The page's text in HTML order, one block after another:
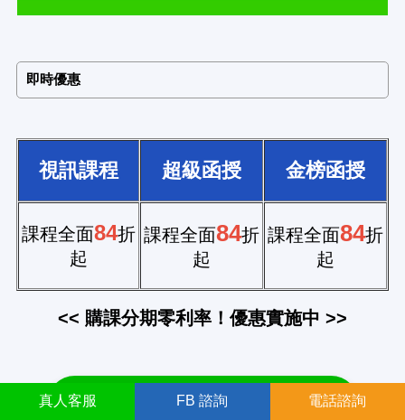
真人 客服 FB 諮詢 電話諮詢
即時優惠
視訊課程 超級函授 金榜函授
課程全面84折
起
課程全面84折
起
課程全面84折
起
<< 購課分期零利率！優惠實施中 >>
立即LINE專人，了解課程詳情